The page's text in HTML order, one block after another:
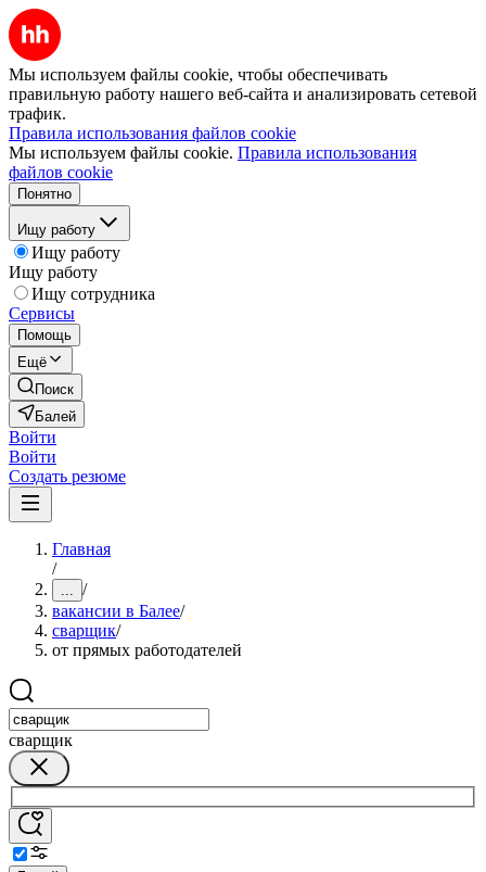
Мы используем файлы cookie, чтобы обеспечивать
правильную работу нашего веб-сайта и анализировать сетевой
трафик.
Правила использования файлов cookie
Мы используем файлы cookie. Правила использования
файлов cookie
Понятно
Ищу работу
Ищу работу
Ищу работу
Ищу сотрудника
Сервисы
Помощь
Ещё
Поиск
Балей
Войти
Войти
Создать резюме
Главная
/
... /
вакансии в Балее/
сварщик/
от прямых работодателей
сварщик